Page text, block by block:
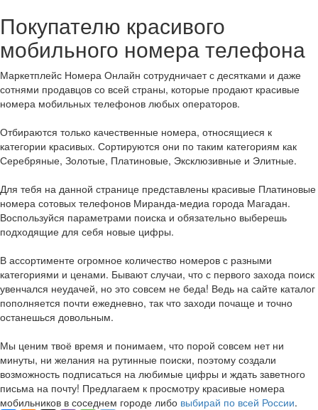
Покупателю красивого
мобильного номера телефона
Маркетплейс Номера Онлайн сотрудничает с десятками и даже
сотнями продавцов со всей страны, которые продают красивые
номера мобильных телефонов любых операторов.
Отбираются только качественные номера, относящиеся к
категории красивых. Сортируются они по таким категориям как
Серебряные, Золотые, Платиновые, Эксклюзивные и Элитные.
Для тебя на данной странице представлены красивые Платиновые
номера сотовых телефонов Миранда-медиа города Магадан.
Воспользуйся параметрами поиска и обязательно выберешь
подходящие для себя новые цифры.
В ассортименте огромное количество номеров с разными
категориями и ценами. Бывают случаи, что с первого захода поиск
увенчался неудачей, но это совсем не беда! Ведь на сайте каталог
пополняется почти ежедневно, так что заходи почаще и точно
останешься довольным.
Мы ценим твоё время и понимаем, что порой совсем нет ни
минуты, ни желания на рутинные поиски, поэтому создали
возможность подписаться на любимые цифры и ждать заветного
письма на почту! Предлагаем к просмотру красивые номера
мобильников в соседнем городе либо выбирай по всей России.